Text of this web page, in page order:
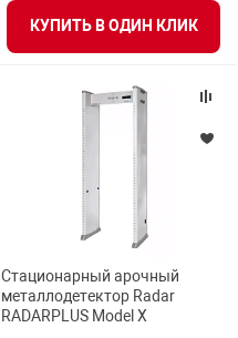
КУПИТЬ В ОДИН КЛИК
Стационарный арочный
металлодетектор Radar
RADARPLUS Model X